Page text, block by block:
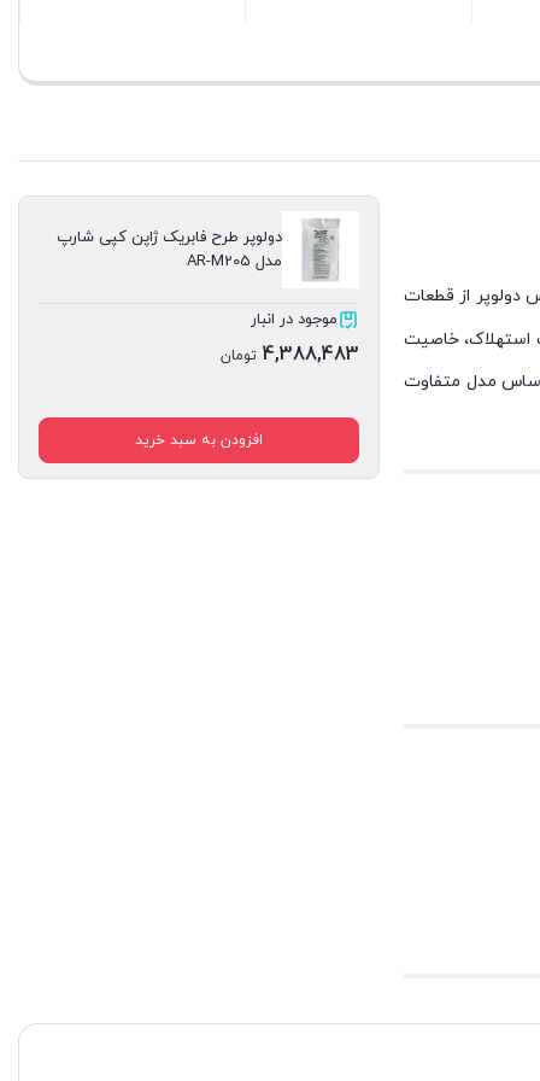
دولوپر از قطعات
استهلاک، خاصیت
در دستگاه های کپی بر اساس مدل متفاوت
دولوپر طرح فابریک ژاپن کپی شارپ
مدل AR-M205
موجود در انبار
4,388,483 تومان
افزودن به سبد خرید